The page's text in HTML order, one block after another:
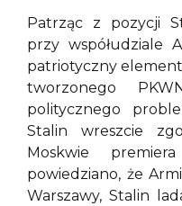
Patrząc z pozycji
przy współudziale
patriotyczny
tworzonego
politycznego
Stalin wreszcie
Moskwie
powiedziano, że
Warszawy, Stalin